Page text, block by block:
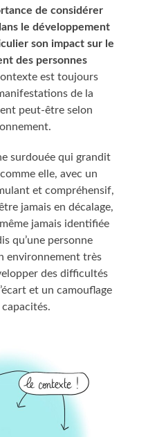
de considérer
le développement
son impact sur le
des personnes
est toujours
de la
peut-être selon
surdouée qui grandit
elle, avec un
et compréhensif,
jamais en décalage,
jamais identifiée
qu’une personne
environnement très
des difficultés
et un camouflage
capacités.